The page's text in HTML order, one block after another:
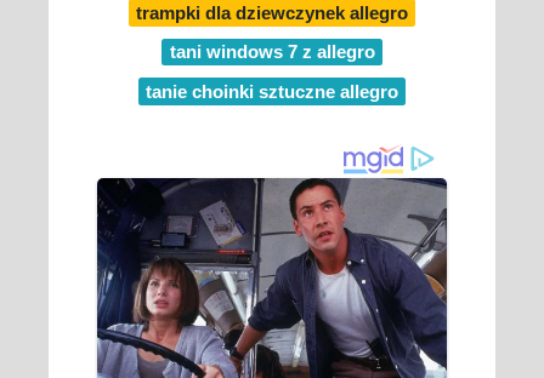
trampki dla dziewczynek allegro
tani windows 7 z allegro
tanie choinki sztuczne allegro